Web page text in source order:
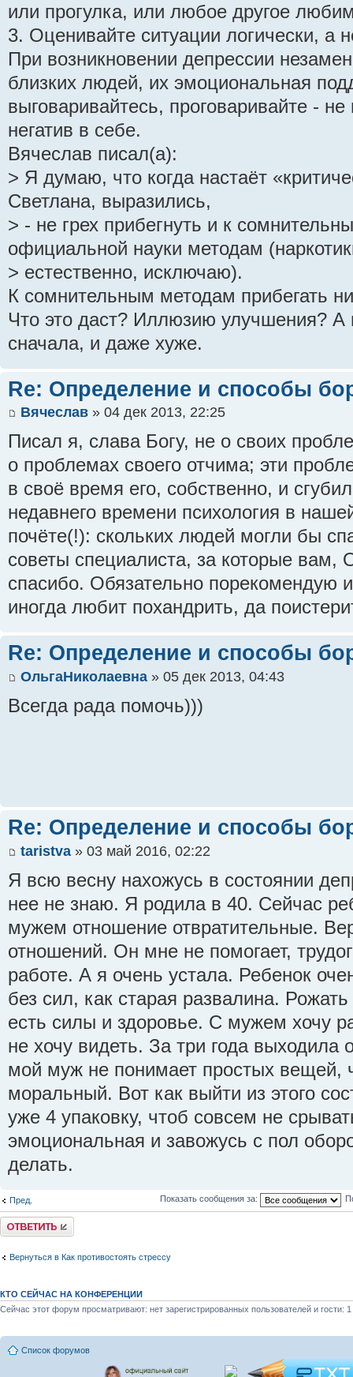
или прогулка, или любое другое
3. Оценивайте ситуации логически, а
При возникновении депрессии
близких людей, их эмоциональная
выговаривайтесь, проговаривайте -
негатив в себе.
Вячеслав писал(а):
> Я думаю, что когда настаёт
Светлана, выразились,
> - не грех прибегнуть и к
официальной науки методам
> естественно, исключаю).
К сомнительным методам прибегать
Что это даст? Иллюзию улучшения? А
сначала, и даже хуже.
Re: Определение и способы
Вячеслав » 04 дек 2013, 22:25
Писал я, слава Богу, не о своих
о проблемах своего отчима; эти
в своё время его, собственно, и
недавнего времени психология в
почёте(!): скольких людей могли бы
советы специалиста, за которые вам,
спасибо. Обязательно порекомендую
иногда любит похандрить, да
Re: Определение и способы
ОльгаНиколаевна » 05 дек 2013, 04:43
Всегда рада помочь)))
Re: Определение и способы
taristva » 03 май 2016, 02:22
Я всю весну нахожусь в состоянии
нее не знаю. Я родила в 40. Сейчас
мужем отношение отвратительные.
отношений. Он мне не помогает,
работе. А я очень устала. Ребенок
без сил, как старая развалина.
есть силы и здоровье. С мужем хочу
не хочу видеть. За три года выходила
мой муж не понимает простых вещей,
моральный. Вот как выйти из этого
уже 4 упаковку, чтоб совсем не
эмоциональная и завожусь с пол
делать.
Пред. Показать сообщения за:
Ответить
Вернуться в Как противостоять стрессу
КТО СЕЙЧАС НА КОНФЕРЕНЦИИ
Сейчас этот форум просматривают: нет зарегистрированных пользователей и гости: 1
Список форумов